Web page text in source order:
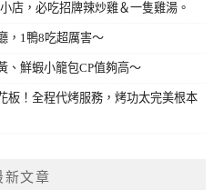
店，必吃招牌辣炒雞＆一隻雞湯。
，1鴨8吃超厲害～
、鮮蝦小籠包CP值夠高～
板！全程代烤服務，烤功太完美根本
新文章